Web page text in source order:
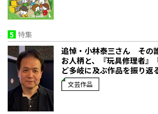
5 特集
追悼・小林泰三さん その
お人柄と、『玩具修理者』
ど多岐に及ぶ作品を振り返
文芸作品